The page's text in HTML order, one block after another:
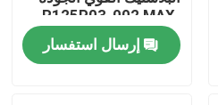
R125P03-002 MAX-
250E
إرسال استفسار